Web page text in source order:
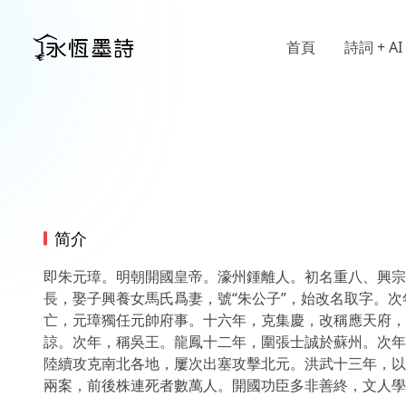
首頁 詩詞 + AI
简介
即朱元璋。明朝開國皇帝。濠州鍾離人。初名重八、興
長，娶子興養女馬氏爲妻，號“朱公子”，始改名取字。
亡，元璋獨任元帥府事。十六年，克集慶，改稱應天府
諒。次年，稱吳王。龍鳳十二年，圍張士誠於蘇州。次
陸續攻克南北各地，屢次出塞攻擊北元。洪武十三年，
兩案，前後株連死者數萬人。開國功臣多非善終，文人